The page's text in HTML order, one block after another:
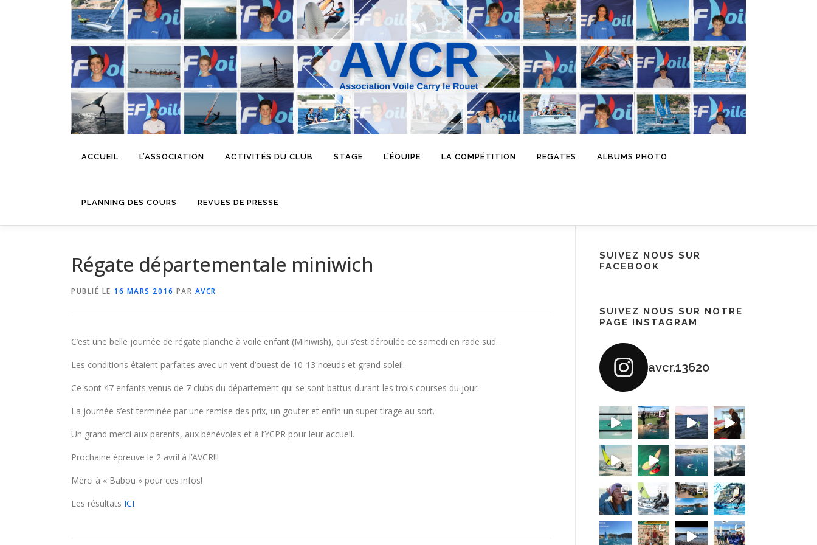
ACCUEIL L’ASSOCIATION ACTIVITÉS DU CLUB STAGE L’ÉQUIPE LA COMPÉTITION REGATES ALBUMS PHOTO
PLANNING DES COURS REVUES DE PRESSE
Régate départementale miniwich
PUBLIÉ LE 16 MARS 2016 PAR AVCR
C’est une belle journée de régate planche à voile enfant (Miniwish), qui s’est déroulée ce samedi en rade sud.
Les conditions étaient parfaites avec un vent d’ouest de 10-13 nœuds et grand soleil.
Ce sont 47 enfants venus de 7 clubs du département qui se sont battus durant les trois courses du jour.
La journée s’est terminée par une remise des prix, un gouter et enfin un super tirage au sort.
Un grand merci aux parents, aux bénévoles et à l’YCPR pour leur accueil.
Prochaine épreuve le 2 avril à l’AVCR!!!
Merci à « Babou » pour ces infos!
Les résultats ICI
SUIVEZ NOUS SUR
FACEBOOK
SUIVEZ NOUS SUR NOTRE
PAGE INSTAGRAM
avcr.13620